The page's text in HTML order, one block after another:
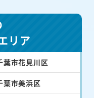
リア
葉市花見川区
葉市美浜区